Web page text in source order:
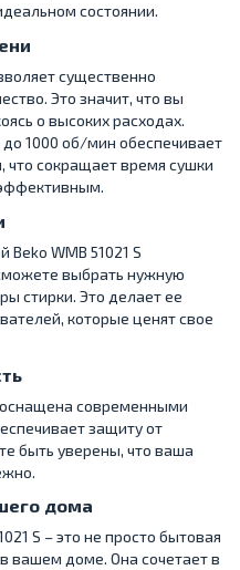
состоянии.
существенно
Это значит, что вы
о высоких расходах.
1000 об/мин обеспечивает
что сокращает время сушки
WMB 51021 S
выбрать нужную
стирки. Это делает ее
которые ценят свое
современными
защиту от
быть уверены, что ваша
дома
S – это не просто бытовая
вашем доме. Она сочетает в